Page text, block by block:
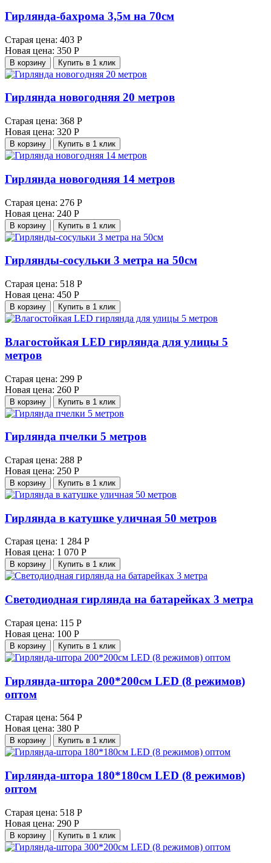
Гирлянда-бахрома 3,5м на 70см
Старая цена: 403 Р
Новая цена: 350 Р
В корзину Купить в 1 клик
Гирлянда новогодняя 20 метров
Старая цена: 368 Р
Новая цена: 320 Р
В корзину Купить в 1 клик
Гирлянда новогодняя 14 метров
Старая цена: 276 Р
Новая цена: 240 Р
В корзину Купить в 1 клик
Гирлянды-сосульки 3 метра на 50см
Старая цена: 518 Р
Новая цена: 450 Р
В корзину Купить в 1 клик
Влагостойкая LED гирлянда для улицы 5
метров
Старая цена: 299 Р
Новая цена: 260 Р
В корзину Купить в 1 клик
Гирлянда пчелки 5 метров
Старая цена: 288 Р
Новая цена: 250 Р
В корзину Купить в 1 клик
Гирлянда в катушке уличная 50 метров
Старая цена: 1 284 Р
Новая цена: 1 070 Р
В корзину Купить в 1 клик
Светодиодная гирлянда на батарейках 3 метра
Старая цена: 115 Р
Новая цена: 100 Р
В корзину Купить в 1 клик
Гирлянда-штора 200*200см LED (8 режимов)
оптом
Старая цена: 564 Р
Новая цена: 380 Р
В корзину Купить в 1 клик
Гирлянда-штора 180*180см LED (8 режимов)
оптом
Старая цена: 518 Р
Новая цена: 290 Р
В корзину Купить в 1 клик